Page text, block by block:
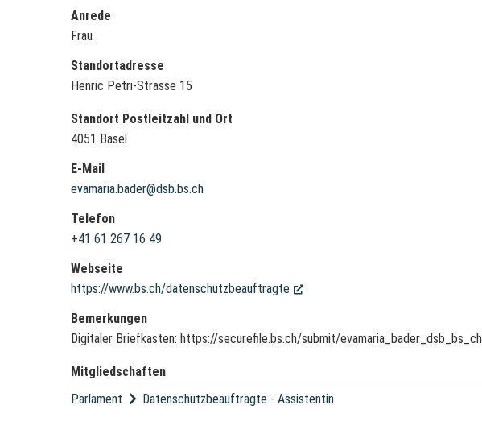
Anrede
Frau
Standortadresse
Henric Petri-Strasse 15
Standort Postleitzahl und Ort
4051 Basel
E-Mail
evamaria.bader@dsb.bs.ch
Telefon
+41 61 267 16 49
Webseite
https://www.bs.ch/datenschutzbeauftragte
(External Link)
Bemerkungen
Digitaler Briefkasten: https://securefile.bs.ch/submit/evamaria_bader_dsb_bs_ch
Mitgliedschaften
Parlament
Datenschutzbeauftragte -Assistentin